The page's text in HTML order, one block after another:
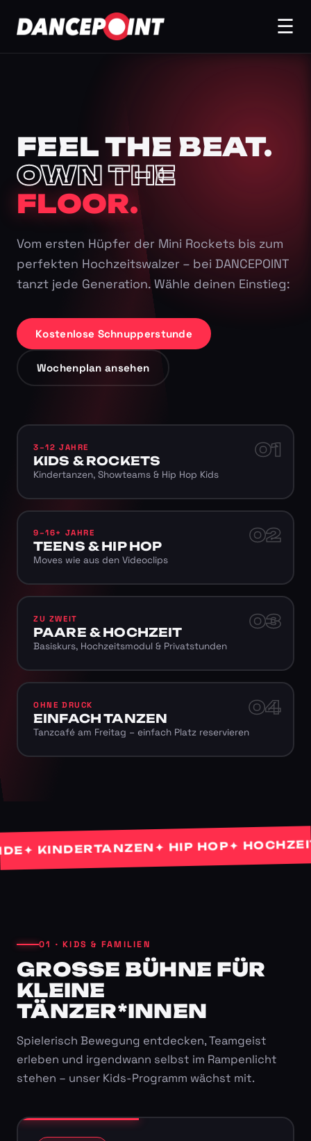
☰
FEEL THE BEAT.
OWN THE
FLOOR.
Vom ersten Hüpfer der Mini Rockets bis zum
perfekten Hochzeitswalzer – bei DANCEPOINT
tanzt jede Generation. Wähle deinen Einstieg:
Kostenlose Schnupperstunde
Wochenplan ansehen
01
3–12 JAHRE
KIDS & ROCKETS
Kindertanzen, Showteams & Hip Hop Kids
02
9–16+ JAHRE
TEENS & HIP HOP
Moves wie aus den Videoclips
03
ZU ZWEIT
PAARE & HOCHZEIT
Basiskurs, Hochzeitsmodul & Privatstunden
04
OHNE DRUCK
EINFACH TANZEN
Tanzcafé am Freitag – einfach Platz reservieren
KINDERTANZEN✦ HIP HOP ✦
01 · KIDS & FAMILIEN
GROSSE BÜHNE FÜR K
LEINE T
ÄNZER*INNEN
Spielerisch Bewegung entdecken, Teamgeist
erleben und irgendwann selbst im Rampenlicht
stehen – unser Kids-Programm wächst mit.